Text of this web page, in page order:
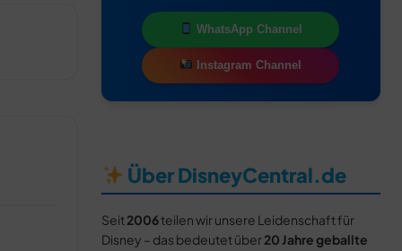
WhatsApp Channel
Instagram Channel
Über DisneyCentral.de
Seit 2006teilen wir unsere Leidenschaft für
Disney – das bedeutet über 20 Jahre geballte